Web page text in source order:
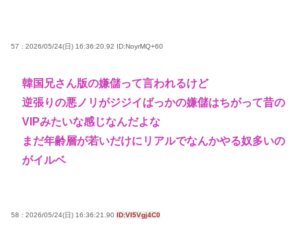
57 : 2026/05/24(日) 16:36:20.92 ID:NoyrMQ+60
韓国兄さん版の嫌儲って言われるけど
逆張りの悪ノリがジジイばっかの嫌儲はちがって昔の
VIPみたいな感じなんだよな
まだ年齢層が若いだけにリアルでなんかやる奴多いの
がイルベ
58 : 2026/05/24(日) 16:36:21.90 ID:VI5Vgj4C0